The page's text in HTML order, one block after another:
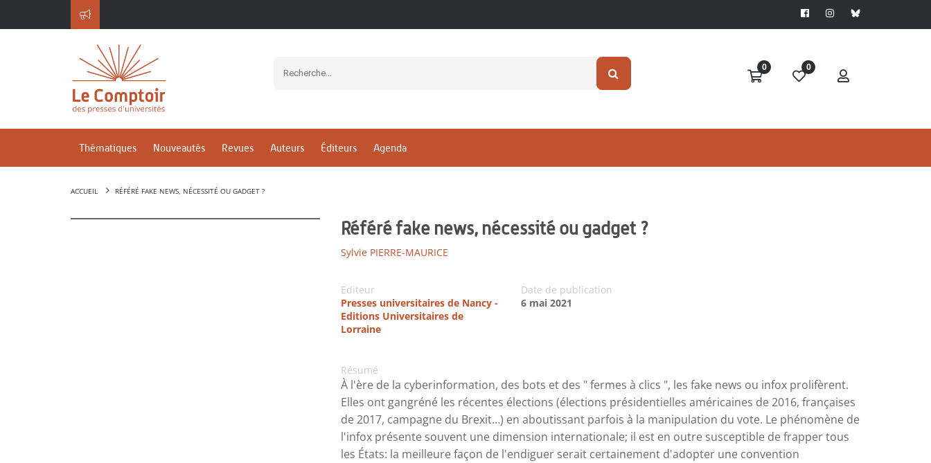
0 0
Thématiques Nouveautés Revues Auteurs Éditeurs Agenda
ACCUEIL RÉFÉRÉ FAKE NEWS, NÉCESSITÉ OU GADGET ?
Référé fake news, nécessité ou gadget ?
Sylvie PIERRE-MAURICE
Editeur
Presses universitaires de Nancy -
Editions Universitaires de
Lorraine
Date de publication
6 mai 2021
Résumé
À l'ère de la cyberinformation, des bots et des " fermes à clics ", les fake news ou infox prolifèrent.
Elles ont gangréné les récentes élections (élections présidentielles américaines de 2016, françaises
de 2017, campagne du Brexit…) en aboutissant parfois à la manipulation du vote. Le phénomène de
l'infox présente souvent une dimension internationale; il est en outre susceptible de frapper tous
les États: la meilleure façon de l'endiguer serait certainement d'adopter une convention